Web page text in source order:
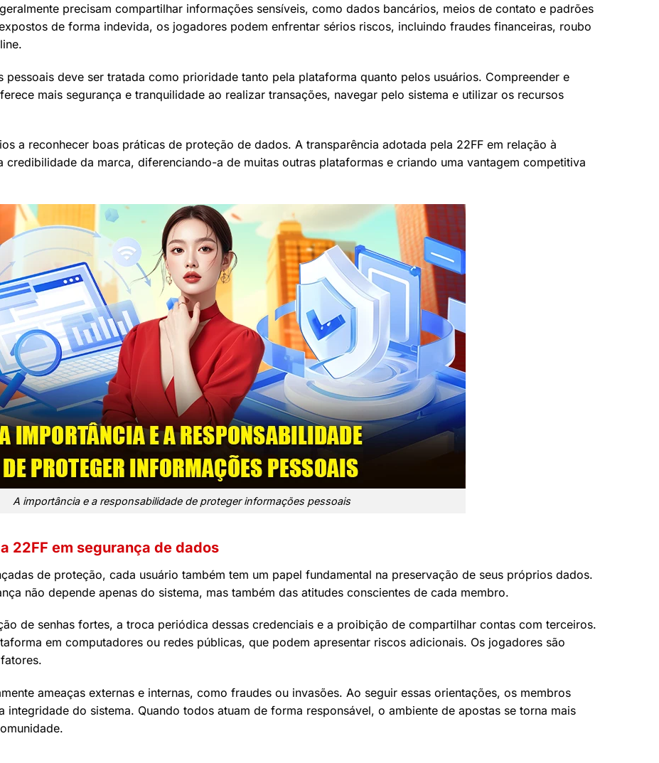
precisam compartilhar informações sensíveis, como dados bancários, meios de contato e padrões
de forma indevida, os jogadores podem enfrentar sérios riscos, incluindo fraudes financeiras, roubo
deve ser tratada como prioridade tanto pela plataforma quanto pelos usuários. Compreender e
mais segurança e tranquilidade ao realizar transações, navegar pelo sistema e utilizar os recursos
a reconhecer boas práticas de proteção de dados. A transparência adotada pela 22FF em relação à
da marca, diferenciando-a de muitas outras plataformas e criando uma vantagem competitiva
A importância e a responsabilidade de proteger informações pessoais
22FF em segurança de dados
de proteção, cada usuário também tem um papel fundamental na preservação de seus próprios dados.
não depende apenas do sistema, mas também das atitudes conscientes de cada membro.
de senhas fortes, a troca periódica dessas credenciais e a proibição de compartilhar contas com terceiros.
em computadores ou redes públicas, que podem apresentar riscos adicionais. Os jogadores são
ameaças externas e internas, como fraudes ou invasões. Ao seguir essas orientações, os membros
integridade do sistema. Quando todos atuam de forma responsável, o ambiente de apostas se torna mais